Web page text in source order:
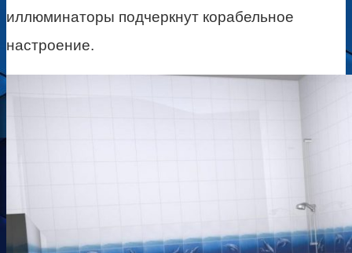
иллюминаторы подчеркнут корабельное
настроение.